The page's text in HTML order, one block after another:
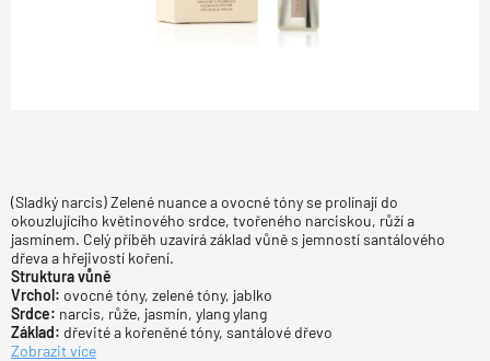
(Sladký narcis) Zelené nuance a ovocné tóny se prolínají do
okouzlujícího květinového srdce, tvořeného narciskou, růží a
jasmínem. Celý příběh uzavírá základ vůně s jemností santálového
dřeva a hřejivostí koření.
Struktura vůně
Vrchol: ovocné tóny, zelené tóny, jablko
Srdce: narcis, růže, jasmín, ylang ylang
Základ: dřevité a kořeněné tóny, santálové dřevo
Zobrazit více